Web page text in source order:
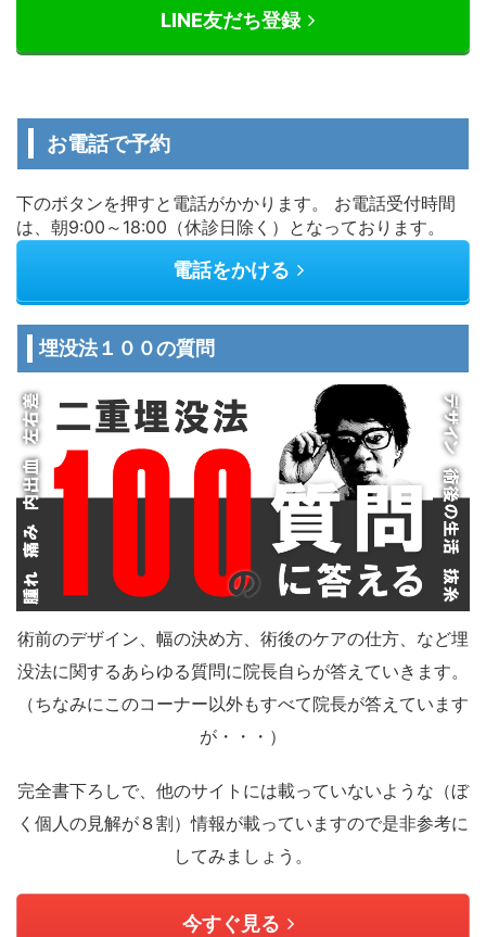
LINE友だち登録
お電話で予約
下のボタンを押すと電話がかかります。 お電話受付時間
は、朝9:00～18:00（休診日除く）となっております。
電話をかける
埋没法１００の質問
術前のデザイン、幅の決め方、術後のケアの仕方、など埋
没法に関するあらゆる質問に院長自らが答えていきます。
（ちなみにこのコーナー以外もすべて院長が答えています
が・・・）
完全書下ろしで、他のサイトには載っていないような（ぼ
く個人の見解が８割）情報が載っていますので是非参考に
してみましょう。
今すぐ見る